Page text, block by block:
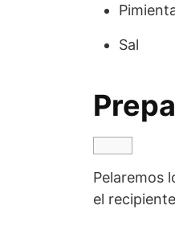
Sal
Pelaremos
el